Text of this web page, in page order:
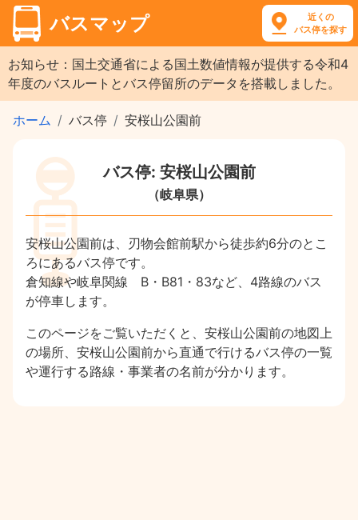
バスマップ
近くの
バス停を探す
お知らせ：国土交通省による国土数値情報が提供する令和4
年度のバスルートとバス停留所のデータを搭載しました。
ホーム バス停 安桜山公園前
バス停: 安桜山公園前
（岐阜県）
安桜山公園前は、刃物会館前駅から徒歩約6分のとこ
ろにあるバス停です。
倉知線や岐阜関線 B・B81・83など、4路線のバス
が停車します。
このページをご覧いただくと、安桜山公園前の地図上
の場所、安桜山公園前から直通で行けるバス停の一覧
や運行する路線・事業者の名前が分かります。